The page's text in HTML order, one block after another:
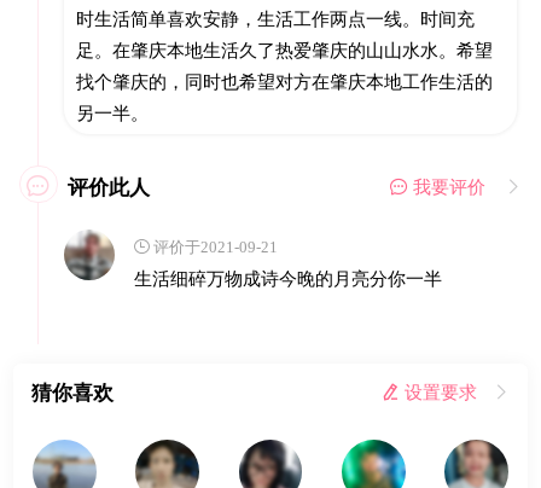
时生活简单喜欢安静，生活工作两点一线。时间充
足。在肇庆本地生活久了热爱肇庆的山山水水。希望
找个肇庆的，同时也希望对方在肇庆本地工作生活的
另一半。
 评价此人  我要评价 
 评价于2021-09-21
生活细碎万物成诗今晚的月亮分你一半
猜你喜欢  设置要求 